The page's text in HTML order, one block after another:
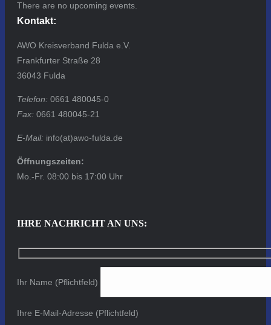
There are no upcoming events.
Kontakt:
AWO Kreisverband Fulda e.V.
Frankfurter Straße 28
36043 Fulda
Telefon: 0661 480045-0
Fax: 0661 480045-21
E-Mail: info(at)awo-fulda.de
Öffnungszeiten:
Mo.-Fr. 08:00 bis 17:00 Uhr
IHRE NACHRICHT AN UNS:
Ihr Name (Pflichtfeld)
Ihre E-Mail-Adresse (Pflichtfeld)